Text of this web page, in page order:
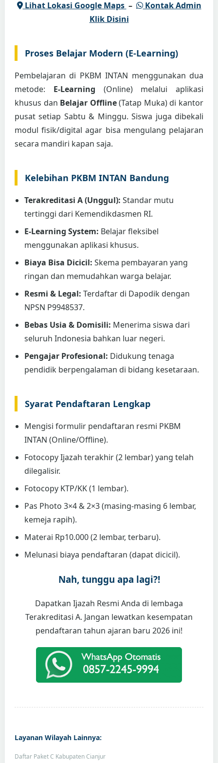
Lihat Lokasi Google Maps –
Kontak Admin
Klik Disini
Proses Belajar Modern (E-Learning)
Pembelajaran di PKBM INTAN menggunakan dua
metode: E-Learning (Online) melalui aplikasi
khusus dan Belajar Offline(Tatap Muka) di kantor
pusat setiap Sabtu & Minggu. Siswa juga dibekali
modul fisik/digital agar bisa mengulang pelajaran
secara mandiri kapan saja.
Kelebihan PKBM INTAN Bandung
Terakreditasi A (Unggul): Standar mutu
tertinggi dari Kemendikdasmen RI.
E-Learning System: Belajar fleksibel
menggunakan aplikasi khusus.
Biaya Bisa Dicicil: Skema pembayaran yang
ringan dan memudahkan warga belajar.
Resmi & Legal: Terdaftar di Dapodik dengan
NPSN P9948537.
Bebas Usia & Domisili: Menerima siswa dari
seluruh Indonesia bahkan luar negeri.
Pengajar Profesional: Didukung tenaga
pendidik berpengalaman di bidang kesetaraan.
Syarat Pendaftaran Lengkap
Mengisi formulir pendaftaran resmi PKBM
INTAN (Online/Offline).
Fotocopy Ijazah terakhir (2 lembar) yang telah
dilegalisir.
Fotocopy KTP/KK (1 lembar).
Pas Photo 3×4 & 2×3 (masing-masing 6 lembar,
kemeja rapih).
Materai Rp10.000 (2 lembar, terbaru).
Melunasi biaya pendaftaran (dapat dicicil).
Nah, tunggu apa lagi?!
Dapatkan Ijazah Resmi Anda di lembaga
Terakreditasi A. Jangan lewatkan kesempatan
pendaftaran tahun ajaran baru 2026 ini!
Layanan Wilayah Lainnya:
Daftar Paket C Kabupaten Cianjur